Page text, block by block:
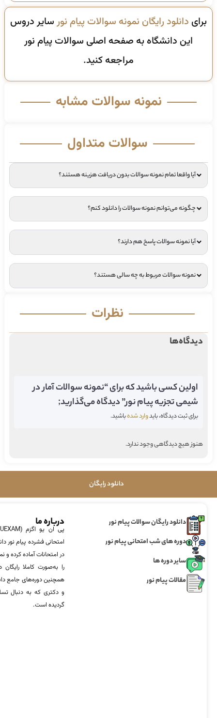
برای دانلود رایگان نمونه سوالات پیام نورسایر دروس
این دانشگاه به صفحه اصلی سوالات پیام نور
مراجعه کنید.
نمونه سوالات مشابه
سوالات متداول
آیا واقعا تمام نمونه سوالات بدون دریافت هزینه هستند؟
چگونه می‌توانم نمونه سوالات را دانلود کنم؟
آیا نمونه سوالات پاسخ هم دارند؟
نمونه سوالات مربوط به چه سالی هستند؟
نظرات
دیدگاه‌ها
اولین کسی باشید که برای “نمونه سوالات آمار در
شیمی تجزیه پیام نور” دیدگاه می‌گذارید;
برای ثبت دیدگاه، بایدوارد شدهباشید.
هنوز هیچ دیدگاهی وجود ندارد.
دانلود رایگان
دانلود رایگان سوالات پیام نور
دوره های شب امتحانی پیام نور
سایر دوره ها
مقالات پیام نور
درباره ما
امتحانی فشرده پیام نور
در امتحانات آماده‌ کرده
را به‌صورت کاملا
همچنین دوره‌های جامع
و دکتری که به دنبال
گردیده است.